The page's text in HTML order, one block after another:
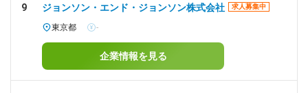
9 ジョンソン・エンド・ジョンソン株式会社 求人募集中
東京都 -
企業情報を見る